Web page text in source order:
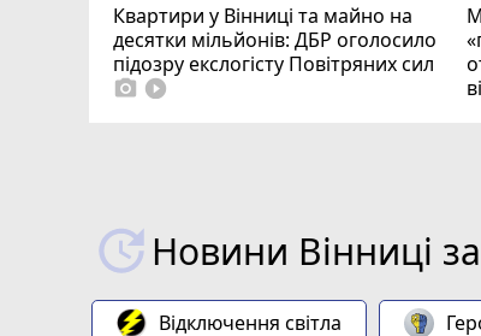
Квартири у Вінниці та майно на
десятки мільйонів: ДБР оголосило
підозру екслогісту Повітряних сил
photo_camera play_circle_filled
Новини Вінниці
Відключення світла